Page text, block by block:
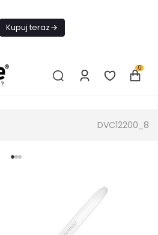
Kupuj teraz
0
DVC12200_8